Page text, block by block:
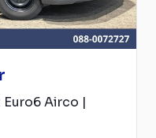
Euro6 Airco |